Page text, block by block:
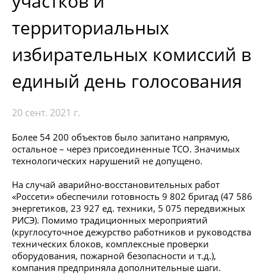
территориальных
избирательных комиссий в
единый день голосования
20 сент. 2021 г.
Более 54 200 объектов было запитано напрямую,
остальное – через присоединенные ТСО. Значимых
технологических нарушений не допущено.
На случай аварийно-восстановительных работ
«Россети» обеспечили готовность 9 802 бригад (47 586
энергетиков, 23 927 ед. техники, 5 075 передвижных
РИСЭ). Помимо традиционных мероприятий
(круглосуточное дежурство работников и руководства
технических блоков, комплексные проверки
оборудования, пожарной безопасности и т.д.),
компания предприняла дополнительные шаги.